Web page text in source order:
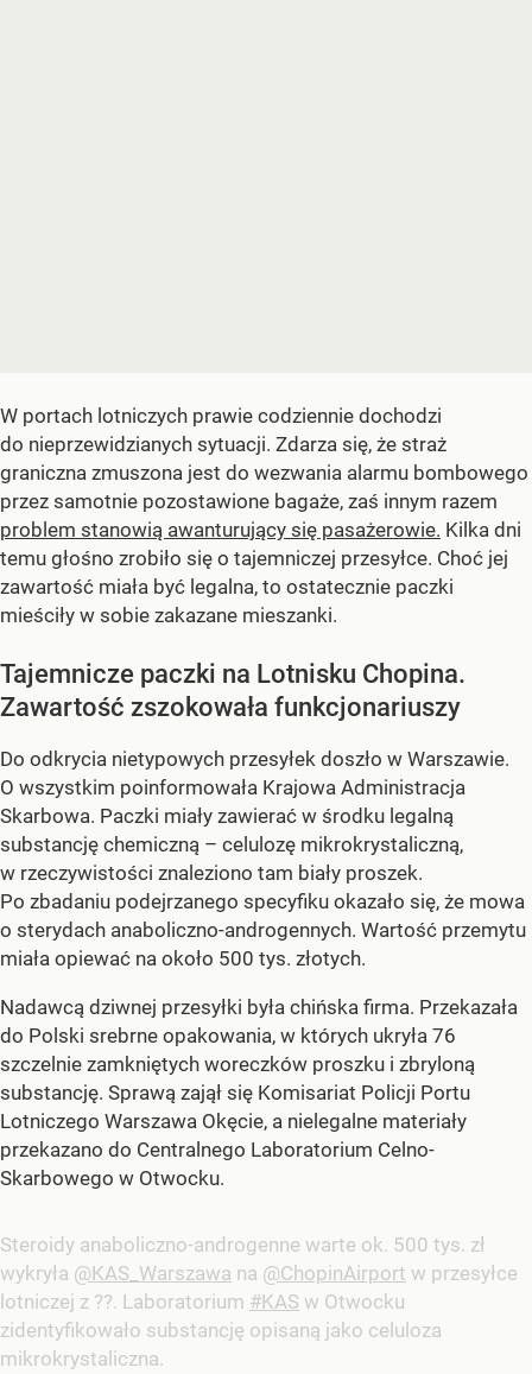
W portach lotniczych prawie codziennie dochodzi
do nieprzewidzianych sytuacji. Zdarza się, że straż
graniczna zmuszona jest do wezwania alarmu bombowego
przez samotnie pozostawione bagaże, zaś innym razem
problem stanowią awanturujący się pasażerowie. Kilka dni
temu głośno zrobiło się o tajemniczej przesyłce. Choć jej
zawartość miała być legalna, to ostatecznie paczki
mieściły w sobie zakazane mieszanki.
Tajemnicze paczki na Lotnisku Chopina.
Zawartość zszokowała funkcjonariuszy
Do odkrycia nietypowych przesyłek doszło w Warszawie.
O wszystkim poinformowała Krajowa Administracja
Skarbowa. Paczki miały zawierać w środku legalną
substancję chemiczną – celulozę mikrokrystaliczną,
w rzeczywistości znaleziono tam biały proszek.
Po zbadaniu podejrzanego specyfiku okazało się, że mowa
o sterydach anaboliczno-androgennych. Wartość przemytu
miała opiewać na około 500 tys. złotych.
Nadawcą dziwnej przesyłki była chińska firma. Przekazała
do Polski srebrne opakowania, w których ukryła 76
szczelnie zamkniętych woreczków proszku i zbryloną
substancję. Sprawą zajął się Komisariat Policji Portu
Lotniczego Warszawa Okęcie, a nielegalne materiały
przekazano do Centralnego Laboratorium Celno-
Skarbowego w Otwocku.
Steroidy anaboliczno-androgenne warte ok. 500 tys. zł
wykryła @KAS_Warszawa na @ChopinAirport w przesyłce
lotniczej z ??. Laboratorium #KAS w Otwocku
zidentyfikowało substancję opisaną jako celuloza
mikrokrystaliczna.